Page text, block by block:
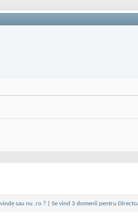
sau nu .ro ? Se vind 3 domenii pentru